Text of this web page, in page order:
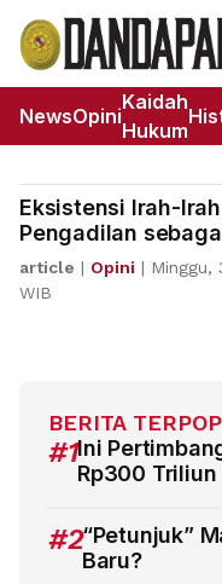
NewsOpini
Kaidah
Hukum
Eksistensi Irah-
Pengadilan
Struktur Piramidal
article | Opini | Minggu,
WIB
BERITA
#1Ini
Rp300
#2“Petunjuk”
Baru?